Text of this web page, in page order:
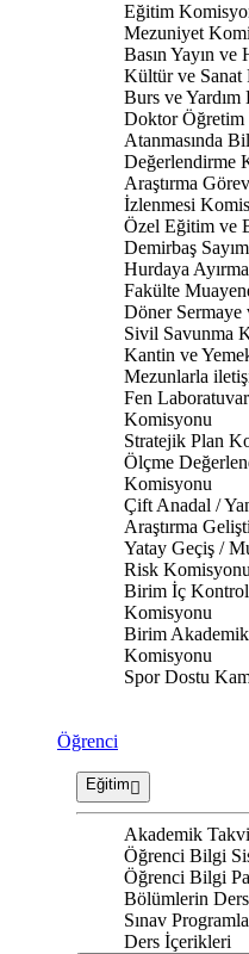
Eğitim
Mezuniyet
Basın Yayın
Kültür ve Sanat
Burs ve
Doktor Öğretim
Atanmasında
Değerlendirme
Araştırma
İzlenmesi
Özel Eğitim ve
Demirbaş
Hurdaya
Fakülte
Döner Sermaye
Sivil Savunma
Kantin ve
Mezunlarla
Fen
Komisyonu
Stratejik Plan
Ölçme
Komisyonu
Çift Anadal /
Araştırma
Yatay Geçiş /
Risk Komisyonu
Birim İç Kontrol
Komisyonu
Birim
Komisyonu
Spor Dostu
Öğrenci
Eğitim
Akademik
Öğrenci Bilgi
Öğrenci Bilgi
Bölümlerin Ders
Sınav
Ders İçerikleri